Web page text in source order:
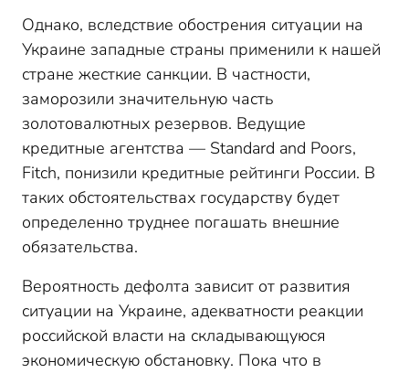
Однако, вследствие обострения ситуации на
Украине западные страны применили к нашей
стране жесткие санкции. В частности,
заморозили значительную часть
золотовалютных резервов. Ведущие
кредитные агентства — Standard and Poors,
Fitch, понизили кредитные рейтинги России. В
таких обстоятельствах государству будет
определенно труднее погашать внешние
обязательства.
Вероятность дефолта зависит от развития
ситуации на Украине, адекватности реакции
российской власти на складывающуюся
экономическую обстановку. Пока что в